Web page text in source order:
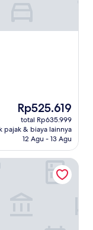
Harga
sekarang
Rp525.619
Rp525.619
total Rp635.999
pajak & biaya lainnya
12 Agu - 13 Agu